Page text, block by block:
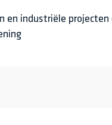
en industriële